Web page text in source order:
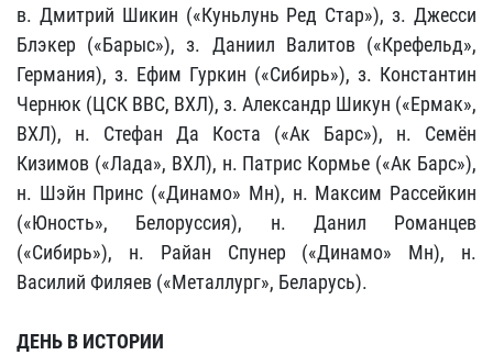
в. Дмитрий Шикин («Куньлунь Ред Стар»), з. Джесси
Блэкер («Барыс»), з. Даниил Валитов («Крефельд»,
Германия), з. Ефим Гуркин («Сибирь»), з. Константин
Чернюк (ЦСК ВВС, ВХЛ), з. Александр Шикун («Ермак»,
ВХЛ), н. Стефан Да Коста («Ак Барс»), н. Семён
Кизимов («Лада», ВХЛ), н. Патрис Кормье («Ак Барс»),
н. Шэйн Принс («Динамо» Мн), н. Максим Рассейкин
(«Юность», Белоруссия), н. Данил Романцев
(«Сибирь»), н. Райан Спунер («Динамо» Мн), н.
Василий Филяев («Металлург», Беларусь).
ДЕНЬ В ИСТОРИИ